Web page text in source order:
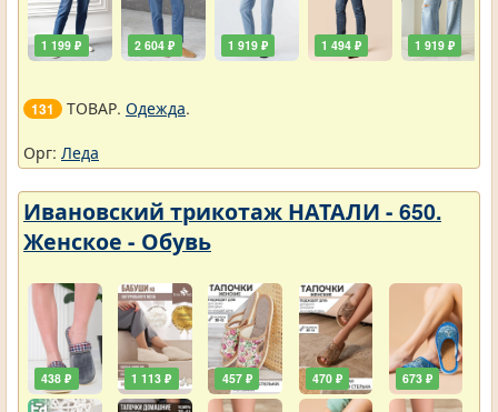
1 199 ₽ 2 604 ₽ 1 919 ₽ 1 494 ₽ 1 919 ₽
131 ТОВАР. Одежда.
Орг: Леда
Ивановский трикотаж НАТАЛИ - 650.
Женское - Обувь
438 ₽ 1 113 ₽ 457 ₽ 470 ₽ 673 ₽